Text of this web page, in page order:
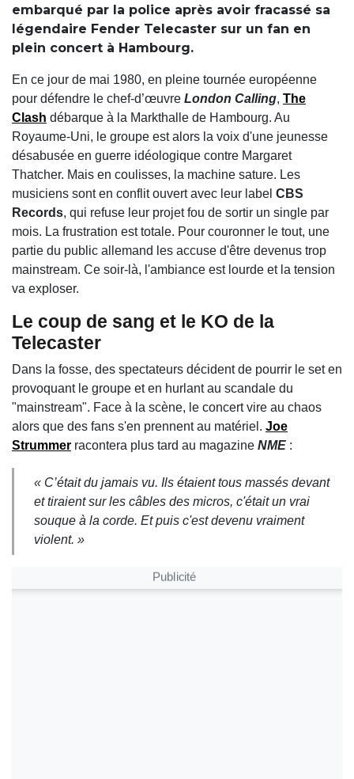
embarqué par la police après avoir fracassé sa
légendaire Fender Telecaster sur un fan en
plein concert à Hambourg.
En ce jour de mai 1980, en pleine tournée européenne
pour défendre le chef-d’œuvre London Calling, The
Clash débarque à la Markthalle de Hambourg. Au
Royaume-Uni, le groupe est alors la voix d'une jeunesse
désabusée en guerre idéologique contre Margaret
Thatcher. Mais en coulisses, la machine sature. Les
musiciens sont en conflit ouvert avec leur label CBS
Records, qui refuse leur projet fou de sortir un single par
mois. La frustration est totale. Pour couronner le tout, une
partie du public allemand les accuse d'être devenus trop
mainstream. Ce soir-là, l'ambiance est lourde et la tension
va exploser.
Le coup de sang et le KO de la
Telecaster
Dans la fosse, des spectateurs décident de pourrir le set en
provoquant le groupe et en hurlant au scandale du
"mainstream". Face à la scène, le concert vire au chaos
alors que des fans s'en prennent au matériel. Joe
Strummer racontera plus tard au magazine NME :
« C’était du jamais vu. Ils étaient tous massés devant
et tiraient sur les câbles des micros, c'était un vrai
souque à la corde. Et puis c'est devenu vraiment
violent. »
Publicité